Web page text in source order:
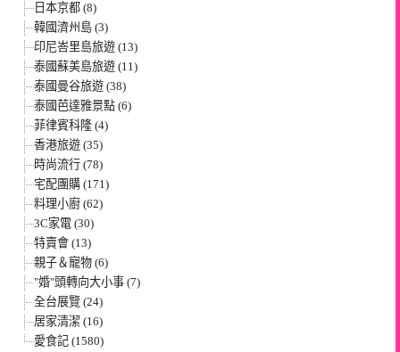
日本京都 (8)
韓國濟州島 (3)
印尼峇里島旅遊 (13)
泰國蘇美島旅遊 (11)
泰國曼谷旅遊 (38)
泰國芭達雅景點 (6)
菲律賓科隆 (4)
香港旅遊 (35)
時尚流行 (78)
宅配團購 (171)
料理小廚 (62)
3C家電 (30)
特賣會 (13)
親子＆寵物 (6)
"婚"頭轉向大小事 (7)
全台展覽 (24)
居家清潔 (16)
愛食記 (1580)